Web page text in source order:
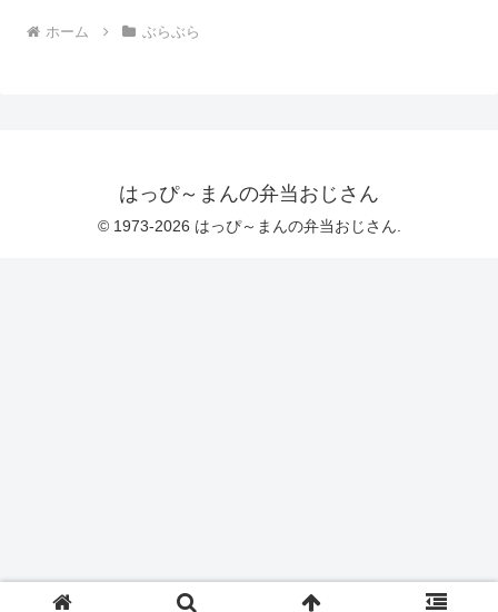
ホーム ぶらぶら
はっぴ～まんの弁当おじさん
© 1973-2026 はっぴ～まんの弁当おじさん.